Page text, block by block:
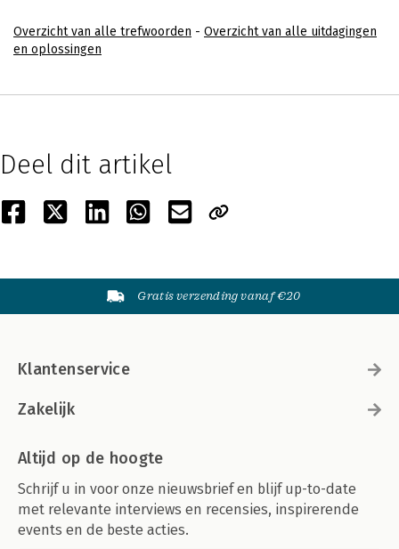
Overzicht van alle trefwoorden - Overzicht van alle uitdagingen
en oplossingen
Deel dit artikel
Gratis verzending vanaf €20
Klantenservice
Zakelijk
Altijd op de hoogte
Schrijf u in voor onze nieuwsbrief en blijf up-to-date
met relevante interviews en recensies, inspirerende
events en de beste acties.